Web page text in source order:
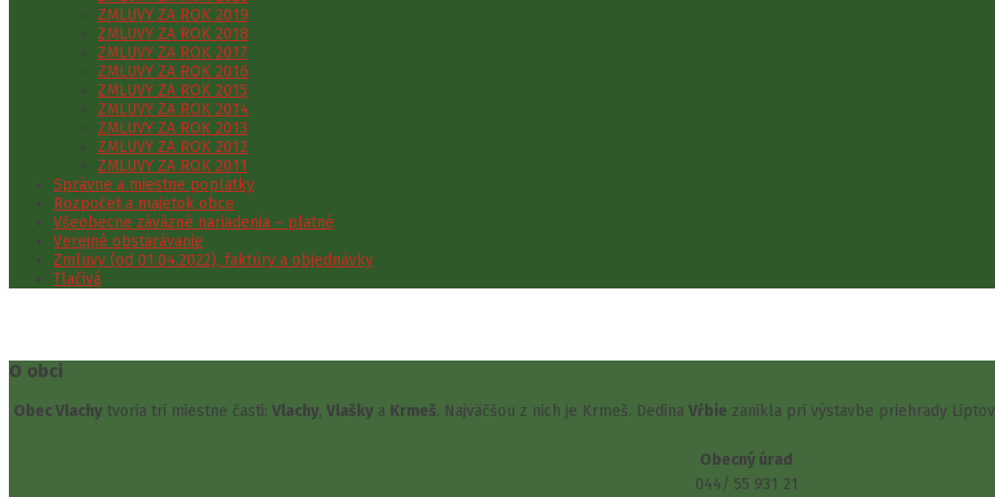
ZMLUVY ZA ROK 2019
ZMLUVY ZA ROK 2018
ZMLUVY ZA ROK 2017
ZMLUVY ZA ROK 2016
ZMLUVY ZA ROK 2015
ZMLUVY ZA ROK 2014
ZMLUVY ZA ROK 2013
ZMLUVY ZA ROK 2012
ZMLUVY ZA ROK 2011
Správne a miestne poplatky
Rozpočet a majetok obce
Všeobecne záväzné nariadenia – platné
Verejné obstarávanie
Zmluvy (od 01.04.2022), faktúry a objednávky
Tlačivá
O obci
Obec Vlachy tvoria tri miestne časti: Vlachy, Vlašky a Krmeš. Najväčšou z nich je Krmeš. Dedina Vŕbie zanikla pri výstavbe priehrady
Obecný úrad
044/ 55 931 21